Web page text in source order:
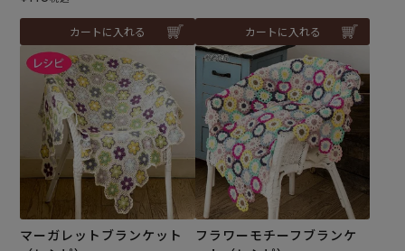
カートに入れる カートに入れる
マーガレットブランケット
フラワーモチーフブランケ